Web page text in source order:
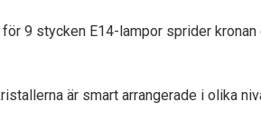
9 stycken E14-lampor sprider
är smart arrangerade i olika